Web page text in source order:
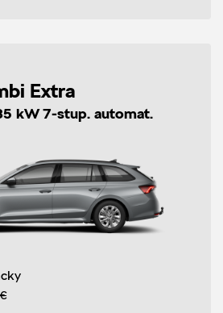
Extra
kW 7-stup. automat.